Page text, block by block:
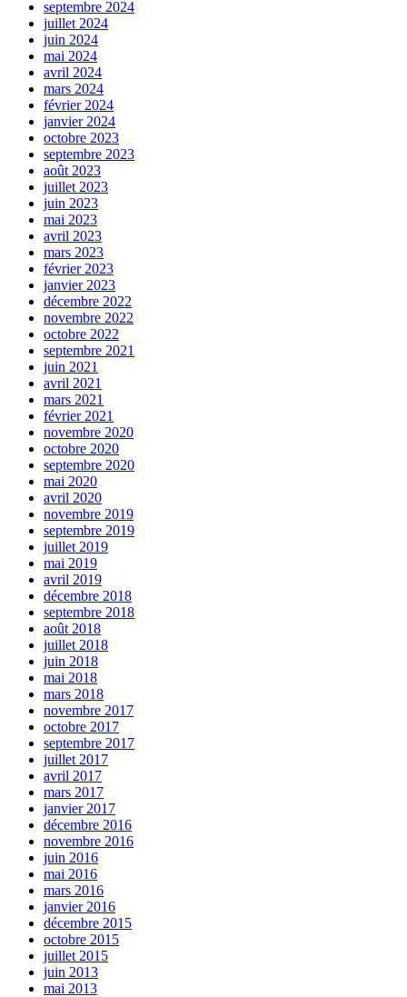
septembre 2024
juillet 2024
juin 2024
mai 2024
avril 2024
mars 2024
février 2024
janvier 2024
octobre 2023
septembre 2023
août 2023
juillet 2023
juin 2023
mai 2023
avril 2023
mars 2023
février 2023
janvier 2023
décembre 2022
novembre 2022
octobre 2022
septembre 2021
juin 2021
avril 2021
mars 2021
février 2021
novembre 2020
octobre 2020
septembre 2020
mai 2020
avril 2020
novembre 2019
septembre 2019
juillet 2019
mai 2019
avril 2019
décembre 2018
septembre 2018
août 2018
juillet 2018
juin 2018
mai 2018
mars 2018
novembre 2017
octobre 2017
septembre 2017
juillet 2017
avril 2017
mars 2017
janvier 2017
décembre 2016
novembre 2016
juin 2016
mai 2016
mars 2016
janvier 2016
décembre 2015
octobre 2015
juillet 2015
juin 2013
mai 2013